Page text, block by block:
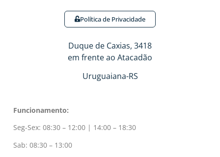
Política de Privacidade
Duque de Caxias, 3418
em frente ao Atacadão
Uruguaiana-RS
Funcionamento:
Seg-Sex: 08:30 – 12:00 | 14:00 – 18:30
Sab: 08:30 – 13:00